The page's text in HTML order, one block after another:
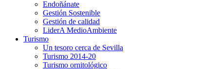
Endoñánate
Gestión Sostenible
Gestión de calidad
LiderA MedioAmbiente
Turismo
Un tesoro cerca de Sevilla
Turismo 2014-20
Turismo ornitológico